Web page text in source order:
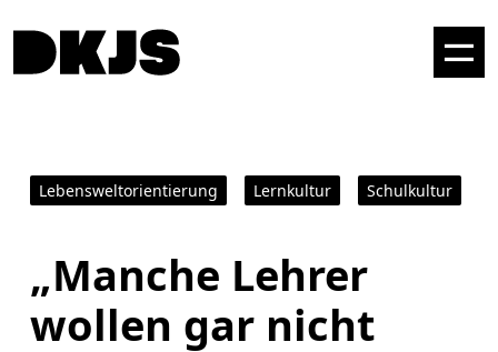
Lebensweltorientierung Lernkultur Schulkultur
„Manche Lehrer
wollen gar nicht